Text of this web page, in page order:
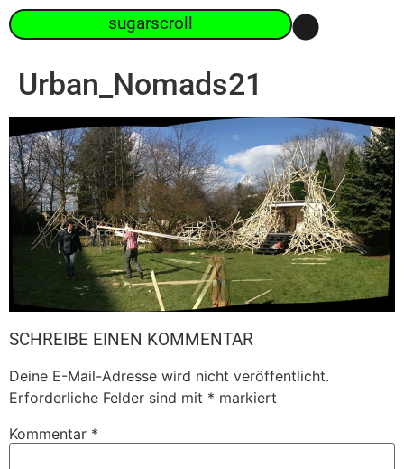
sugarscroll
Urban_Nomads21
SCHREIBE EINEN KOMMENTAR
Deine E-Mail-Adresse wird nicht veröffentlicht.
Erforderliche Felder sind mit * markiert
Kommentar *